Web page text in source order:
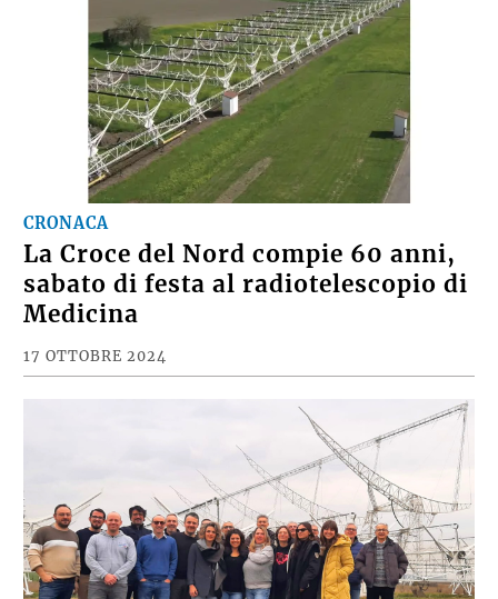
CRONACA
La Croce del Nord compie 60 anni,
sabato di festa al radiotelescopio di
Medicina
17 OTTOBRE 2024